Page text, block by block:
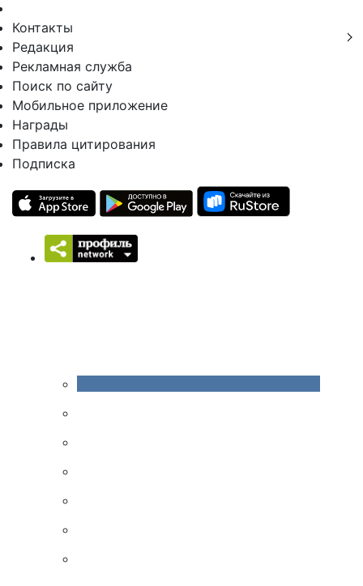
Контакты
Редакция
Рекламная служба
Поиск по сайту
Мобильное приложение
Награды
Правила цитирования
Подписка